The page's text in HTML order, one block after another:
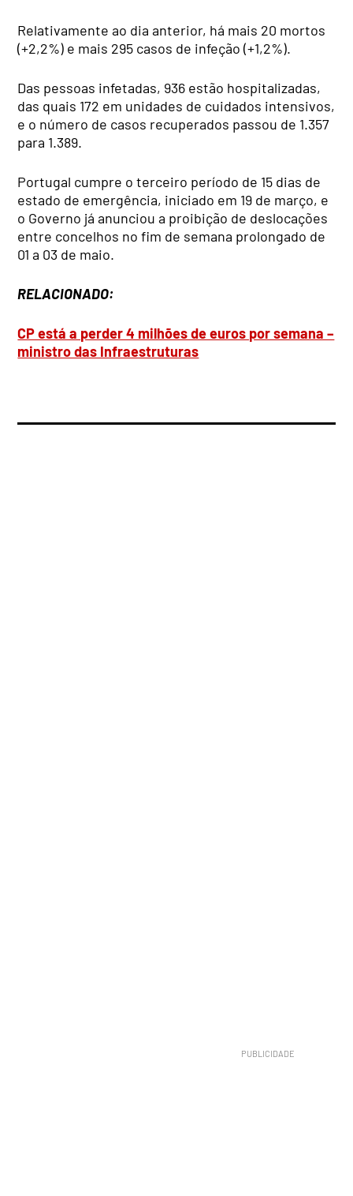
Relativamente ao dia anterior, há mais 20 mortos
(+2,2%) e mais 295 casos de infeção (+1,2%).
Das pessoas infetadas, 936 estão hospitalizadas,
das quais 172 em unidades de cuidados intensivos,
e o número de casos recuperados passou de 1.357
para 1.389.
Portugal cumpre o terceiro período de 15 dias de
estado de emergência, iniciado em 19 de março, e
o Governo já anunciou a proibição de deslocações
entre concelhos no fim de semana prolongado de
01 a 03 de maio.
RELACIONADO:
CP está a perder 4 milhões de euros por semana –
ministro das Infraestruturas